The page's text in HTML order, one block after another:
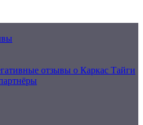
отзывы о Каркас Тайги